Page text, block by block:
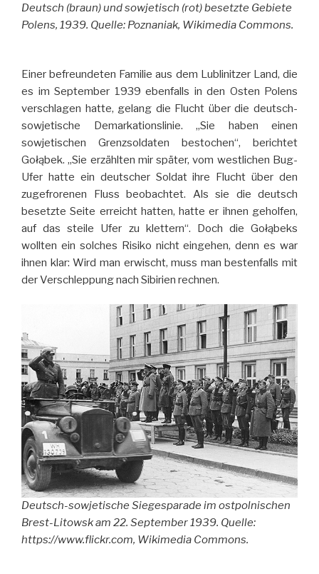
Deutsch (braun) und sowjetisch (rot) besetzte Gebiete
Polens, 1939. Quelle: Poznaniak, Wikimedia Commons.
Einer befreundeten Familie aus dem Lublinitzer Land, die
es im September 1939 ebenfalls in den Osten Polens
verschlagen hatte, gelang die Flucht über die deutsch-
sowjetische Demarkationslinie. „Sie haben einen
sowjetischen Grenzsoldaten bestochen“, berichtet
Gołąbek. „Sie erzählten mir später, vom westlichen Bug-
Ufer hatte ein deutscher Soldat ihre Flucht über den
zugefrorenen Fluss beobachtet. Als sie die deutsch
besetzte Seite erreicht hatten, hatte er ihnen geholfen,
auf das steile Ufer zu klettern“. Doch die Gołąbeks
wollten ein solches Risiko nicht eingehen, denn es war
ihnen klar: Wird man erwischt, muss man bestenfalls mit
der Verschleppung nach Sibirien rechnen.
Deutsch-sowjetische Siegesparade im ostpolnischen
Brest-Litowsk am 22. September 1939. Quelle:
https://www.flickr.com, Wikimedia Commons.